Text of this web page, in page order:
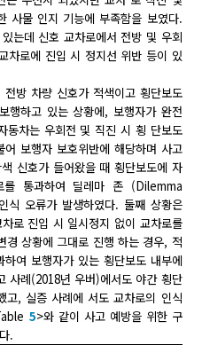
사물 인지 기능에 부족함을 보였다.
는데 신호 교차로에서 전방 및 우회
차로에 진입 시 정지선 위반 등이 있
방 차량 신호가 적색이고 횡단보도
행하고 있는 상황에, 보행자가 완전
동차는 우회전 및 직진 시 횡 단보도
보행자 보호위반에 해당하며 사고
신호가 들어왔을 때 횡단보도에 자
를 통과하여 딜레마 존 (Dilemma
식 오류가 발생하였다. 둘째 상황은
로 진입 시 일시정지 없이 교차로를
경 상황에 그대로 진행 하는 경우, 적
여 보행자가 있는 횡단보도 내부에
사례(2018년 우버)에서도 야간 횡단
고, 실증 사례에 서도 교차로의 인식
5>와 같이 사고 예방을 위한 구
.